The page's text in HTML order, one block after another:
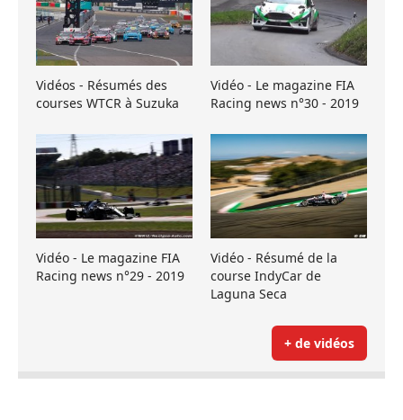
Vidéos - Résumés des
courses WTCR à Suzuka
Vidéo - Le magazine FIA
Racing news n°30 - 2019
Vidéo - Le magazine FIA
Racing news n°29 - 2019
Vidéo - Résumé de la
course IndyCar de
Laguna Seca
+ de vidéos